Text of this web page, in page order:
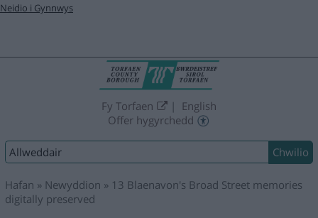
Neidio i Gynnwys
Fy Torfaen
English
Offer hygyrchedd
Chwilio:
Hafan Newyddion
13 Blaenavon's Broad Street memories
digitally preserved